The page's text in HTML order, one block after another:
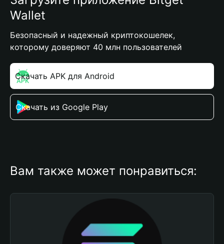
Wallet
Безопасный и надежный криптокошелек,
которому доверяют 40 млн пользователей
Скачать APK для Android
Скачать из Google Play
Вам также может понравиться: